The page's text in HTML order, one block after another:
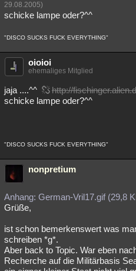
Natur Umfragen
Philosophie Träume Orte
Astronomie Helpdesk
Musik Clash
29.08.2005)
schicke lampe oder?^^
"DISCO SUCKS FUCK EVERYTHING"
oioioi
ehemaliges Mitglied
jaja ....^^
http://
schicke lampe oder?^^
"DISCO SUCKS FUCK EVERYTHING"
nonpretium
Anhang: German-Vril17.gif (29,8
Grüße,
ist schon bemerkenswert was
schreiben *g*.
Aber back to Topic. War eben
Recherche auf die Militärbasis